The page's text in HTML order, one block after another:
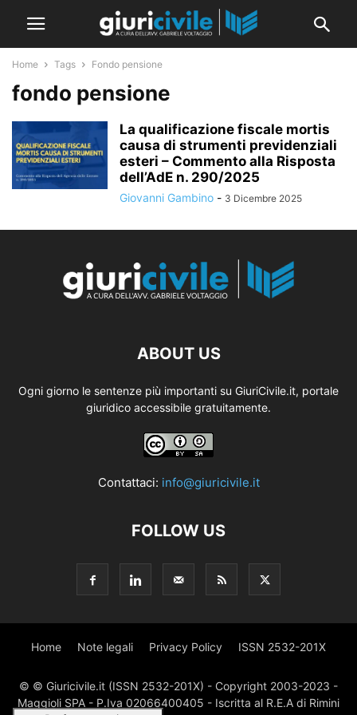
Home Tags Fondo pensione
fondo pensione
La qualificazione fiscale mortis
causa di strumenti previdenziali
esteri – Commento alla Risposta
dell’AdE n. 290/2025
Giovanni Gambino - 3 Dicembre 2025
ABOUT US
Ogni giorno le sentenze più importanti su GiuriCivile.it, portale
giuridico accessibile gratuitamente.
Contattaci: info@giuricivile.it
FOLLOW US
Home Note legali Privacy Policy ISSN 2532-201X
© © Giuricivile.it (ISSN 2532-201X) - Copyright 2003-2023 -
Maggioli SPA - P.Iva 02066400405 - Iscritta al R.E.A di Rimini